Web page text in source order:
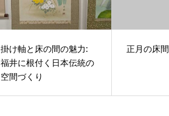
掛け軸と床の間の魅力:
福井に根付く日本伝統の
空間づくり
正月の床間